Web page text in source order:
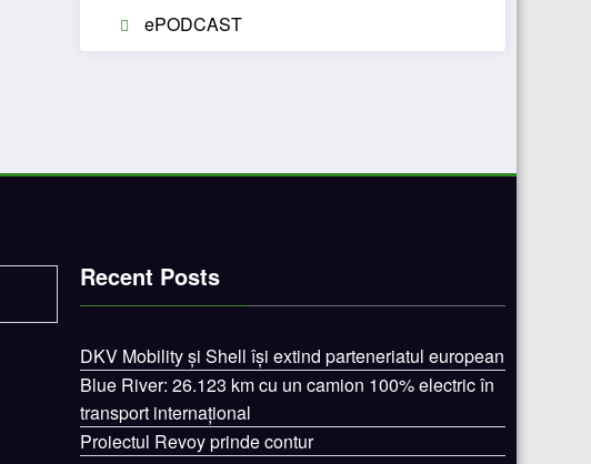
ePODCAST
Recent Posts
DKV Mobility și Shell își extind parteneriatul european
Blue River: 26.123 km cu un camion 100% electric în
transport internațional
Proiectul Revoy prinde contur